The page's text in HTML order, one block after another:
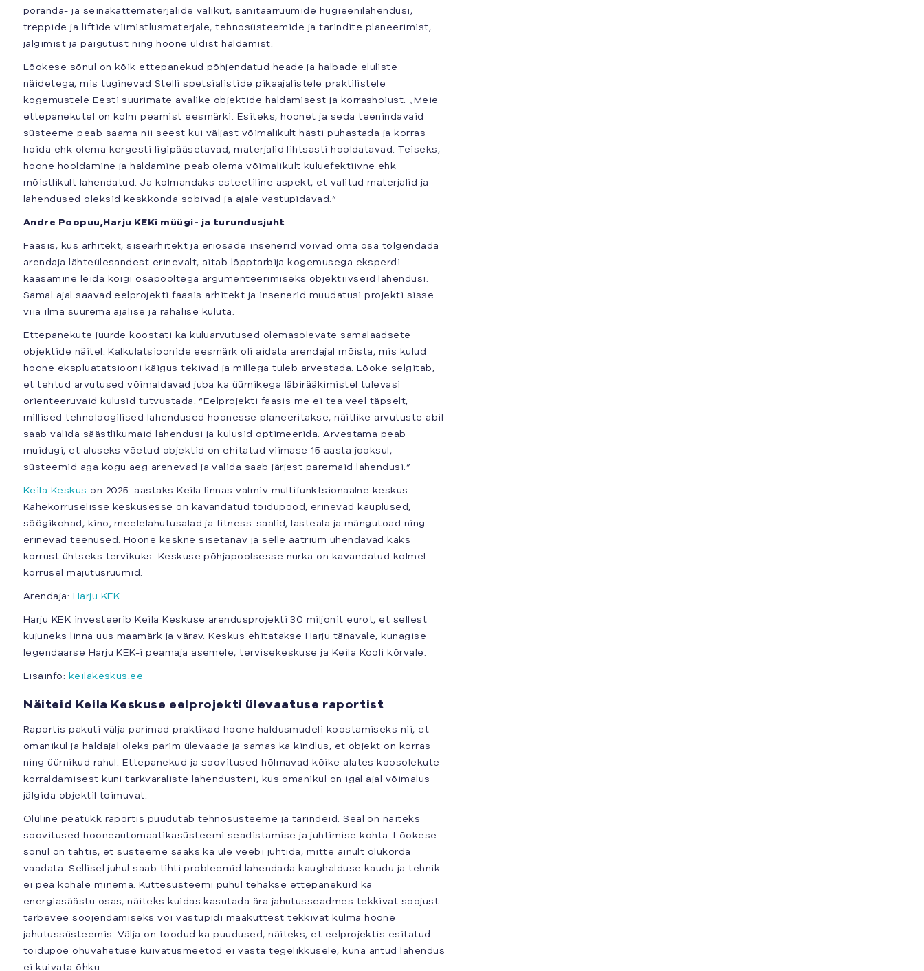
põranda- ja seinakattematerjalide valikut, sanitaarruumide hügieenilahendusi,
treppide ja liftide viimistlusmaterjale, tehnosüsteemide ja tarindite planeerimist,
jälgimist ja paigutust ning hoone üldist haldamist.
Lõokese sõnul on kõik ettepanekud põhjendatud heade ja halbade eluliste
näidetega, mis tuginevad Stelli spetsialistide pikaajalistele praktilistele
kogemustele Eesti suurimate avalike objektide haldamisest ja korrashoiust. „Meie
ettepanekutel on kolm peamist eesmärki. Esiteks, hoonet ja seda teenindavaid
süsteeme peab saama nii seest kui väljast võimalikult hästi puhastada ja korras
hoida ehk olema kergesti ligipääsetavad, materjalid lihtsasti hooldatavad. Teiseks,
hoone hooldamine ja haldamine peab olema võimalikult kuluefektiivne ehk
mõistlikult lahendatud. Ja kolmandaks esteetiline aspekt, et valitud materjalid ja
lahendused oleksid keskkonda sobivad ja ajale vastupidavad.“
Andre Poopuu,Harju KEKi müügi- ja turundusjuht
Faasis, kus arhitekt, sisearhitekt ja eriosade insenerid võivad oma osa tõlgendada
arendaja lähteülesandest erinevalt, aitab lõpptarbija kogemusega eksperdi
kaasamine leida kõigi osapooltega argumenteerimiseks objektiivseid lahendusi.
Samal ajal saavad eelprojekti faasis arhitekt ja insenerid muudatusi projekti sisse
viia ilma suurema ajalise ja rahalise kuluta.
Ettepanekute juurde koostati ka kuluarvutused olemasolevate samalaadsete
objektide näitel. Kalkulatsioonide eesmärk oli aidata arendajal mõista, mis kulud
hoone ekspluatatsiooni käigus tekivad ja millega tuleb arvestada. Lõoke selgitab,
et tehtud arvutused võimaldavad juba ka üürnikega läbirääkimistel tulevasi
orienteeruvaid kulusid tutvustada. “Eelprojekti faasis me ei tea veel täpselt,
millised tehnoloogilised lahendused hoonesse planeeritakse, näitlike arvutuste abil
saab valida säästlikumaid lahendusi ja kulusid optimeerida. Arvestama peab
muidugi, et aluseks võetud objektid on ehitatud viimase 15 aasta jooksul,
süsteemid aga kogu aeg arenevad ja valida saab järjest paremaid lahendusi.”
Keila Keskus on 2025. aastaks Keila linnas valmiv multifunktsionaalne keskus.
Kahekorruselisse keskusesse on kavandatud toidupood, erinevad kauplused,
söögikohad, kino, meelelahutusalad ja fitness-saalid, lasteala ja mängutoad ning
erinevad teenused. Hoone keskne sisetänav ja selle aatrium ühendavad kaks
korrust ühtseks tervikuks. Keskuse põhjapoolsesse nurka on kavandatud kolmel
korrusel majutusruumid.
Arendaja: Harju KEK
Harju KEK investeerib Keila Keskuse arendusprojekti 30 miljonit eurot, et sellest
kujuneks linna uus maamärk ja värav. Keskus ehitatakse Harju tänavale, kunagise
legendaarse Harju KEK-i peamaja asemele, tervisekeskuse ja Keila Kooli kõrvale.
Lisainfo: keilakeskus.ee
Näiteid Keila Keskuse eelprojekti ülevaatuse raportist
Raportis pakuti välja parimad praktikad hoone haldusmudeli koostamiseks nii, et
omanikul ja haldajal oleks parim ülevaade ja samas ka kindlus, et objekt on korras
ning üürnikud rahul. Ettepanekud ja soovitused hõlmavad kõike alates koosolekute
korraldamisest kuni tarkvaraliste lahendusteni, kus omanikul on igal ajal võimalus
jälgida objektil toimuvat.
Oluline peatükk raportis puudutab tehnosüsteeme ja tarindeid. Seal on näiteks
soovitused hooneautomaatikasüsteemi seadistamise ja juhtimise kohta. Lõokese
sõnul on tähtis, et süsteeme saaks ka üle veebi juhtida, mitte ainult olukorda
vaadata. Sellisel juhul saab tihti probleemid lahendada kaughalduse kaudu ja tehnik
ei pea kohale minema. Küttesüsteemi puhul tehakse ettepanekuid ka
energiasäästu osas, näiteks kuidas kasutada ära jahutusseadmes tekkivat soojust
tarbevee soojendamiseks või vastupidi maaküttest tekkivat külma hoone
jahutussüsteemis. Välja on toodud ka puudused, näiteks, et eelprojektis esitatud
toidupoe õhuvahetuse kuivatusmeetod ei vasta tegelikkusele, kuna antud lahendus
ei kuivata õhku.